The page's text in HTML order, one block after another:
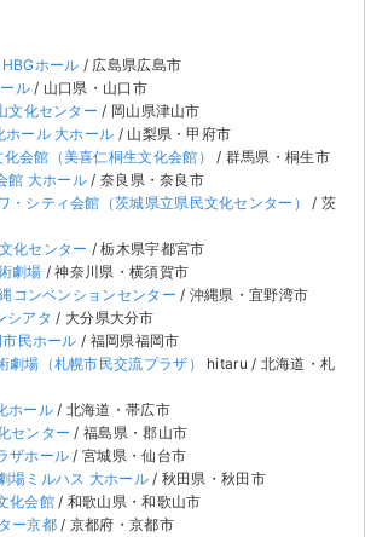
ホール / 広島県広島市
ル/ 山口県・山口市
文化センター / 岡山県津山市
ホール 大ホール / 山梨県・甲府市
会館（美喜仁桐生文化会館）
/ 群馬県・桐生市
館 大ホール / 奈良県・奈良市
・シティ会館（茨城県立県民文化センター）
/ 茨
化センター / 栃木県宇都宮市
劇場 / 神奈川県・横須賀市
コンベンションセンター / 沖縄県・宜野湾市
シアタ / 大分県大分市
民ホール / 福岡県福岡市
劇場（札幌市民交流プラザ）
hitaru / 北海道・札
ホール/ 北海道・帯広市
センター / 福島県・郡山市
ザホール / 宮城県・仙台市
場ミルハス 大ホール/ 秋田県・秋田市
化会館/ 和歌山県・和歌山市
ー京都/ 京都府・京都市